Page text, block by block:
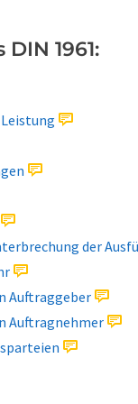
1961:
der
Auftraggeber
Auftragnehmer